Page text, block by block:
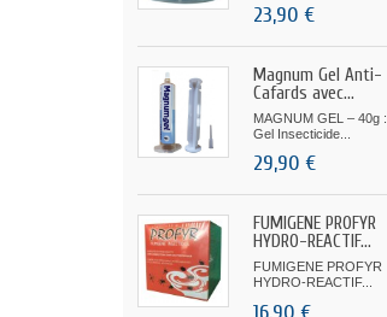
23,90 €
Magnum Gel Anti-
Cafards avec...
MAGNUM GEL – 40g :
Gel Insecticide...
29,90 €
FUMIGENE PROFYR
HYDRO-REACTIF...
FUMIGENE PROFYR
HYDRO-REACTIF...